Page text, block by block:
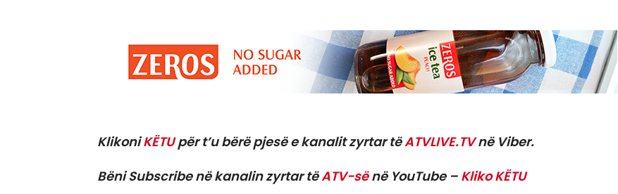
KlikoniKËTUpër t’u bërë pjesë e kanalit zyrtar tëATVLIVE.TVnë Viber.
Bëni Subscribe në kanalin zyrtar tëATV-sënë YouTube – Kliko KËTU